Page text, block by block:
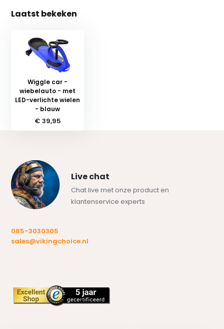
Laatst bekeken
Wiggle car -
wiebelauto - met
LED-verlichte wielen
- blauw
€ 39,95
Live chat
Chat live met onze product en
klantenservice experts
085-3030305
sales@vikingchoice.nl